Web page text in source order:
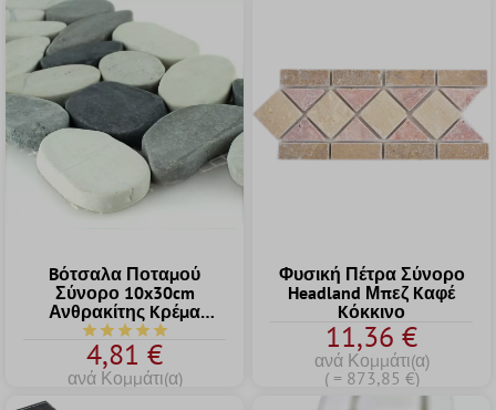
Bότσαλα Ποταμού
Σύνορο 10x30cm
Ανθρακίτης Kρέμα
Pebble
Μέση βαθμολογία 5 από τα 5 αστέρια
4,81 €
ανά Κομμάτι(α)
Φυσική Πέτρα Σύνορο
Headland Μπεζ Kαφέ
Kόκκινο
11,36 €
ανά Κομμάτι(α)
( = 873,85 €)